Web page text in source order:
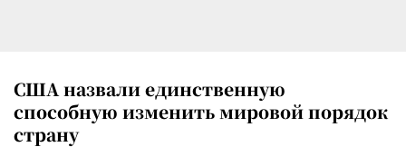
США назвали единственную
способную изменить мировой порядок
страну